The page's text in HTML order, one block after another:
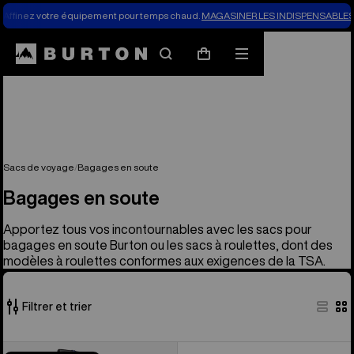
Affinez votre équipement pour temps chaud. MAGASINER LES
Rechercher
PanierMenu
Sacs de voyage Bagages en soute
Bagages en soute
Apportez tous vos incontournables avec les sacs pour
bagages en soute Burton ou les sacs à roulettes, dont des
modèles à roulettes conformes aux exigences de la TSA.
Filtrer et trier